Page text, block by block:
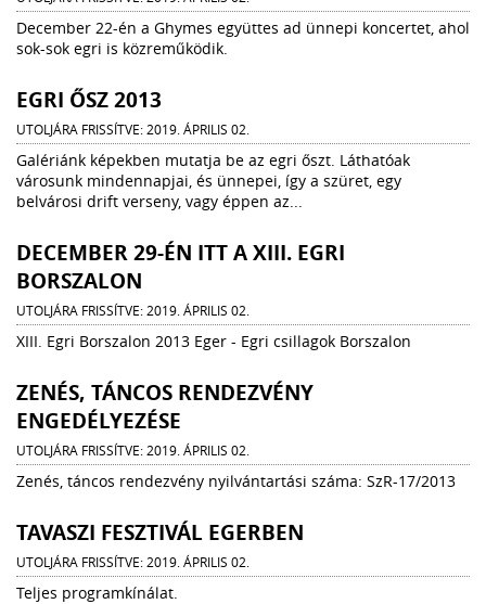
December 22-én a Ghymes együttes ad ünnepi koncertet, ahol
sok-sok egri is közreműködik.
EGRI ŐSZ 2013
UTOLJÁRA FRISSÍTVE: 2019. ÁPRILIS 02.
Galériánk képekben mutatja be az egri őszt. Láthatóak
városunk mindennapjai, és ünnepei, így a szüret, egy
belvárosi drift verseny, vagy éppen az...
DECEMBER 29-ÉN ITT A XIII. EGRI
BORSZALON
UTOLJÁRA FRISSÍTVE: 2019. ÁPRILIS 02.
XIII. Egri Borszalon 2013 Eger - Egri csillagok Borszalon
ZENÉS, TÁNCOS RENDEZVÉNY
ENGEDÉLYEZÉSE
UTOLJÁRA FRISSÍTVE: 2019. ÁPRILIS 02.
Zenés, táncos rendezvény nyilvántartási száma: SzR-17/2013
TAVASZI FESZTIVÁL EGERBEN
UTOLJÁRA FRISSÍTVE: 2019. ÁPRILIS 02.
Teljes programkínálat.